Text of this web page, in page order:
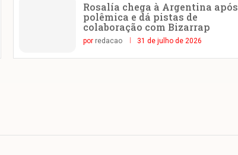
Rosalía chega à Argentina após
polêmica e dá pistas de
colaboração com Bizarrap
por redacao 31 de julho de 2026